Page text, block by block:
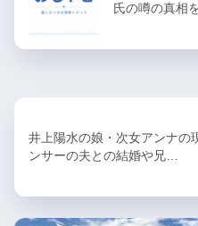
氏の噂の真相
井上陽水の娘・次女アンナの
ンサーの夫との結婚や兄…